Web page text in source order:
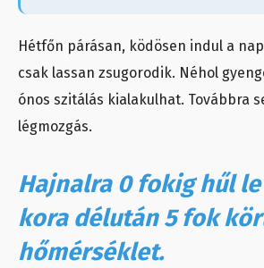
Hétfőn párásan, ködösen indul a
csak lassan zsugorodik. Néhol
ónos szitálás kialakulhat. Továbbra
légmozgás.
Hajnalra 0 fokig hűl
kora délután 5 fok
hőmérséklet.